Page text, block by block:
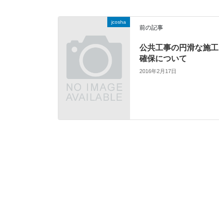
jcosha
前の記事
公共工事の円滑な施工
確保について
2016年2月17日